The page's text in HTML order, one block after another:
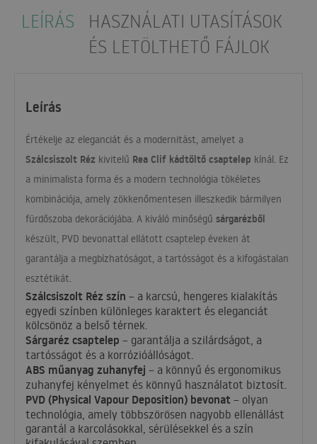
LEÍRÁS
HASZNÁLATI UTASÍTÁSOK
ÉS LETÖLTHETŐ FÁJLOK
Leírás
Értékelje az eleganciát és a modernitást, amelyet a
Szálcsiszolt Réz kivitelű Rea Clif kádtöltő csaptelep kínál. Ez
a minimalista forma és a modern technológia tökéletes
kombinációja, amely zökkenőmentesen illeszkedik bármilyen
fürdőszoba dekorációjába. A kiváló minőségű sárgarézből
készült, PVD bevonattal ellátott csaptelep éveken át
garantálja a megbízhatóságot, a tartósságot és a kifogástalan
esztétikát.
Szálcsiszolt Réz szín – a karcsú, hengeres kialakítás
egyedi színben különleges karaktert és eleganciát
kölcsönöz a belső térnek.
Sárgaréz csaptelep – garantálja a szilárdságot, a
tartósságot és a korrózióállóságot.
ABS műanyag zuhanyfej – a könnyű és ergonomikus
zuhanyfej kényelmet és könnyű használatot biztosít.
PVD (Physical Vapour Deposition) bevonat – olyan
technológia, amely többszörösen nagyobb ellenállást
garantál a karcolásokkal, sérülésekkel és a szín